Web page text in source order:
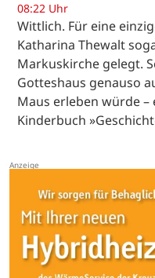
08:22 Uhr
Wittlich. Für eine
Katharina Thewalt
Markuskirche gelegt.
Gotteshaus genauso
Maus erleben würde –
Kinderbuch